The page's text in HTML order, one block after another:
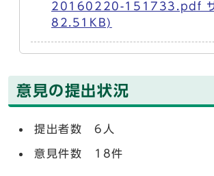
20160220-151733.pdf サ
82.51KB)
意見の提出状況
提出者数 6人
意見件数 18件